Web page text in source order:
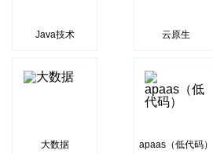
Java技术 云原生
大数据 apaas（低代码）